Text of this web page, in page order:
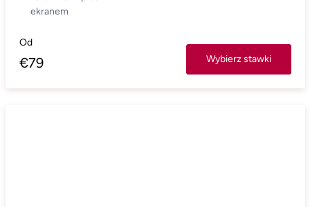
ekranem
Od
€79 Wybierz stawki